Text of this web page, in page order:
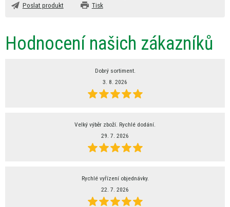
Poslat produkt
Tisk
Hodnocení našich zákazníků
Dobrý sortiment.
3. 8. 2026
Velký výběr zboží. Rychlé dodání.
29. 7. 2026
Rychlé vyřízení objednávky.
22. 7. 2026